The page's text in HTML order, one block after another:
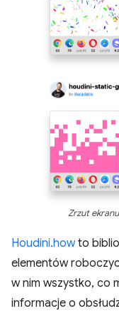
Zrzut
Houdini.howto
elementów
w nim wszystko, co
informacje o